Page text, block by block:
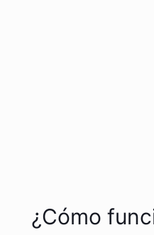
¿Cómo